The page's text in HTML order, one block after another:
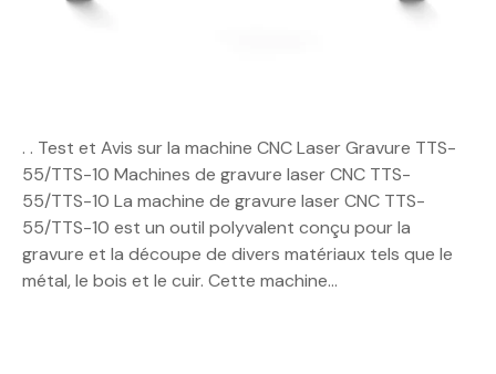
. . Test et Avis sur la machine CNC Laser Gravure TTS-
55/TTS-10 Machines de gravure laser CNC TTS-
55/TTS-10 La machine de gravure laser CNC TTS-
55/TTS-10 est un outil polyvalent conçu pour la
gravure et la découpe de divers matériaux tels que le
métal, le bois et le cuir. Cette machine…